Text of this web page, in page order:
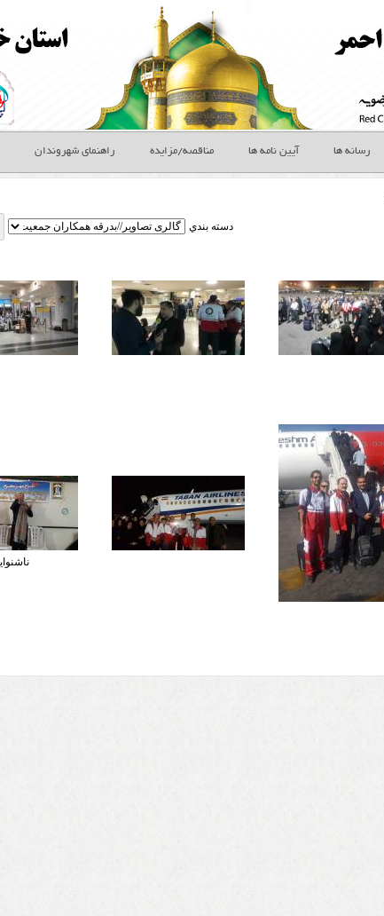
رسانه ها آیین نامه ها مناقصه/مزایده راهنمای شهروندان
دسته بندي